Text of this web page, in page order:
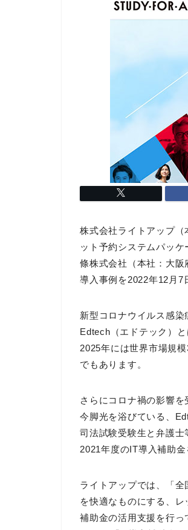
株式会社ライトアップ
ット予約システムパッ
條株式会社（本社：大
導入事例を2022年12月7
新型コロナウイルス感染
Edtech（エドテック）
2025年には世界市場規
でもあります。
さらにコロナ禍の影響
今脚光を浴びている、
司法試験受験生と弁護士
2021年度のIT導入補助
ライトアップでは、「
を快適なものにする、
補助金の活用支援を行っ